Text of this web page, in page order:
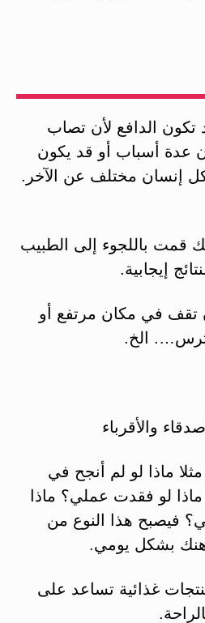
تكون الدافع لأن تصاب
عدة أسباب أو قد يكون
إنسان مختلف عن الآخر.
قمت باللجوء إلى الطبيب
إيجابية.
تقف في مكان مرتفع أو
الخ.
والأقرباء
ماذا لو لم أنجح في
لو فقدت عملي؟ ماذا
فيصبح هذا النوع من
بشكل يومي.
غذائية تساعد على